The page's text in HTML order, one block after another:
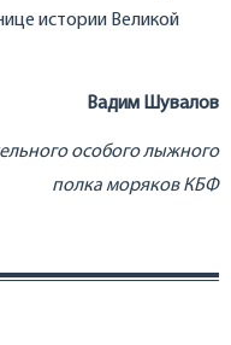
истории Великой
Вадим Шувалов
особого лыжного
полка моряков КБФ